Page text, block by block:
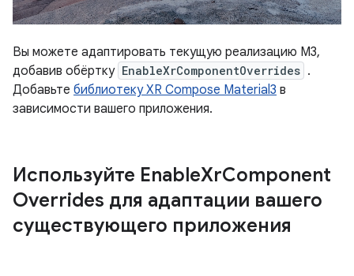
Вы можете адаптировать текущую реализацию M3,
добавив обёртку EnableXrComponentOverrides .
Добавьте библиотеку XR Compose Material3 в
зависимости вашего приложения.
Используйте EnableXrComponent
Overrides для адаптации вашего
существующего приложения